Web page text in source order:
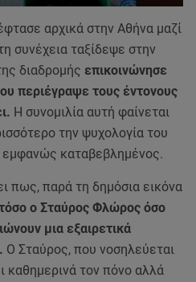
αρχικά στην Αθήνα μαζί
συνέχεια ταξίδεψε στην
διαδρομής επικοινώνησε
περιέγραψε τους έντονους
Η συνομιλία αυτή φαίνεται
την ψυχολογία του
εμφανώς καταβεβλημένος.
πως, παρά τη δημόσια εικόνα
ο Σταύρος Φλώρος όσο
μια εξαιρετικά
Ο Σταύρος, που νοσηλεύεται
καθημερινά τον πόνο αλλά